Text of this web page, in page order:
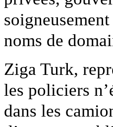
noms de
Ziga Turk,
les policiers
dans les